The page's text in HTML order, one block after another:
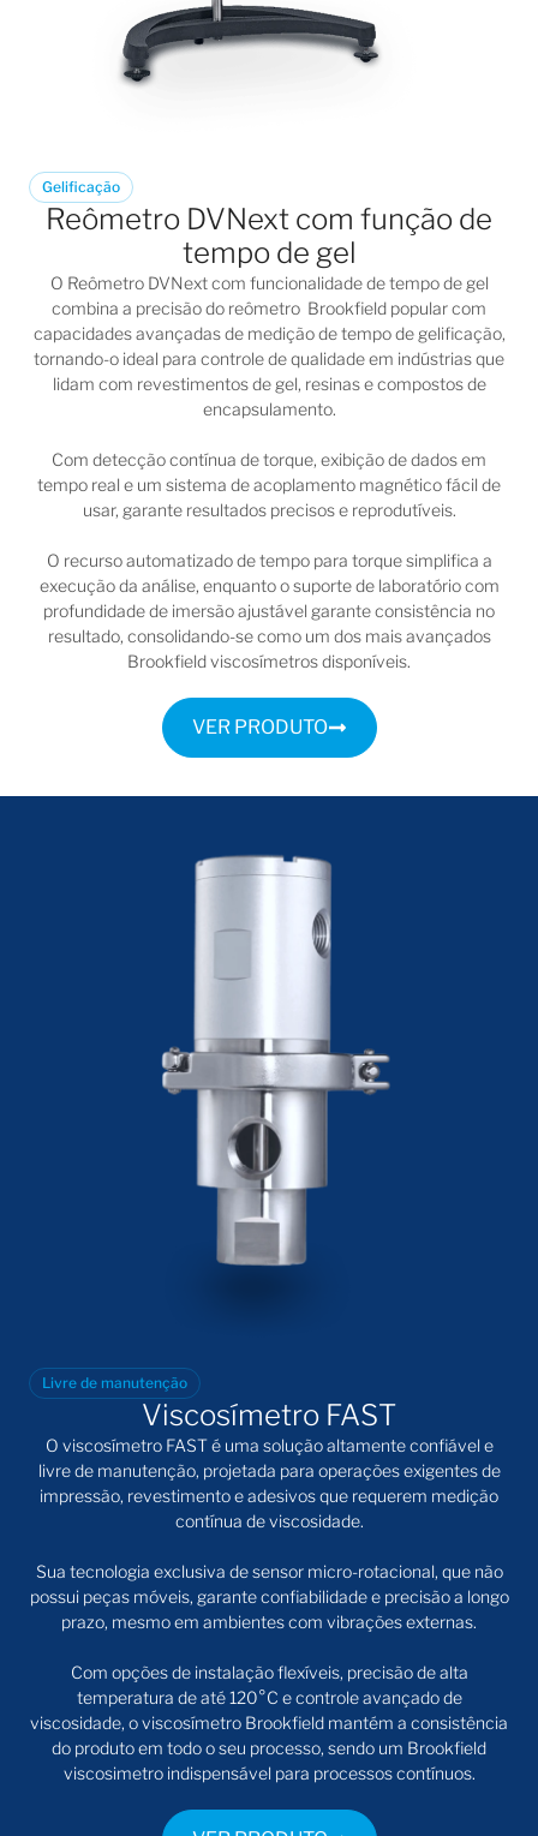
Gelificação
Reômetro DVNext com função de
tempo de gel
O Reômetro DVNextcom funcionalidade de tempo de gel
combina a precisão do reômetro Brookfield popular com
capacidades avançadas de medição de tempo de gelificação,
tornando-o ideal para controle de qualidade em indústrias que
lidam com revestimentos de gel, resinas e compostos de
encapsulamento.
Com detecção contínua de torque, exibição de dados em
tempo real e um sistema de acoplamento magnético fácil de
usar, garante resultados precisos e reprodutíveis.
O recurso automatizado de tempo para torque simplifica a
execução da análise, enquanto o suporte de laboratório com
profundidade de imersão ajustável garante consistência no
resultado, consolidando-se como um dos mais avançados
Brookfield viscosímetros disponíveis.
VER PRODUTO
Livre de manutenção
Viscosímetro FAST
O viscosímetro FASTé uma solução altamente confiável e
livre de manutenção, projetada para operações exigentes de
impressão, revestimento e adesivos que requerem medição
contínua de viscosidade.
Sua tecnologia exclusiva de sensor micro-rotacional, que não
possui peças móveis, garante confiabilidade e precisão a longo
prazo, mesmo em ambientes com vibrações externas.
Com opções de instalação flexíveis, precisão de alta
temperatura de até 120°C e controle avançado de
viscosidade, oviscosímetro Brookfield mantém a consistência
do produto em todo o seu processo, sendo um Brookfield
viscosimetro indispensável para processos contínuos.